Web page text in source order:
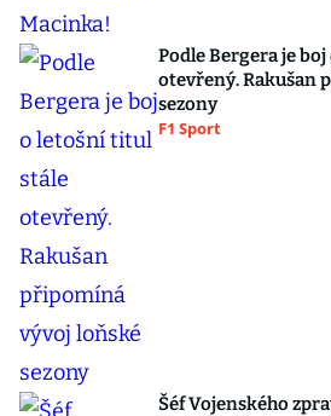
Podle Bergera je
otevřený. Rakušan
sezony
F1 Sport
Šéf Vojenského